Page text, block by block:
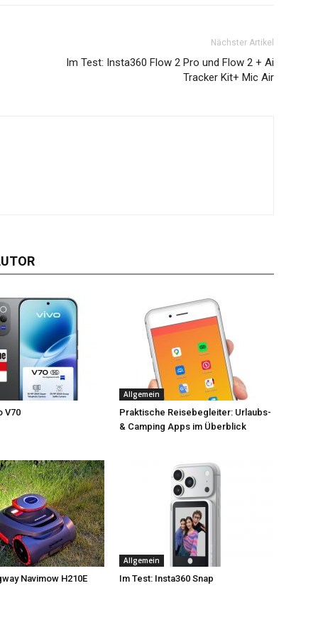
Nächster Artikel
Im Test: Insta360 Flow 2 Pro und Flow 2 + Ai
Tracker Kit+ Mic Air
V70
Allgemein
Praktische Reisebegleiter: Urlaubs-
& Camping Apps im Überblick
Navimow H210E
Allgemein
Im Test: Insta360 Snap